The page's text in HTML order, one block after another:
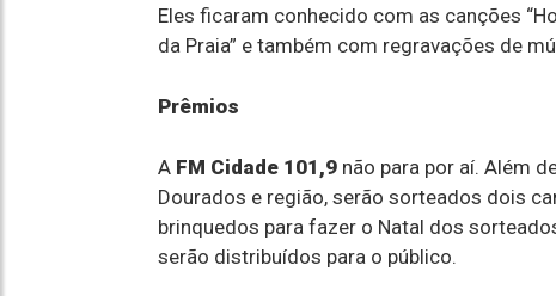
Eles ficaram conhecido com as canções
da Praia” e também com regravações de
Prêmios
A FM Cidade 101,9 não para por aí. Além
Dourados e região, serão sorteados dois
brinquedos para fazer o Natal dos
serão distribuídos para o público.